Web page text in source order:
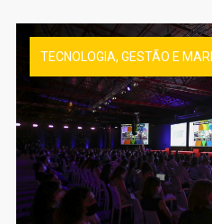
TECNOLOGIA, GESTÃO E